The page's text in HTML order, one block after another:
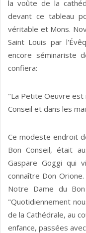
la voûte de la
devant ce tableau
véritable et Mons.
Saint Louis par
encore séminariste
confiera:
"La Petite Oeuvre est
Conseil et dans les
Ce modeste endroit
Bon Conseil, était
Gaspare Goggi qui
connaître Don
Notre Dame du
"Quotidiennement
de la Cathédrale, au
enfance, passées